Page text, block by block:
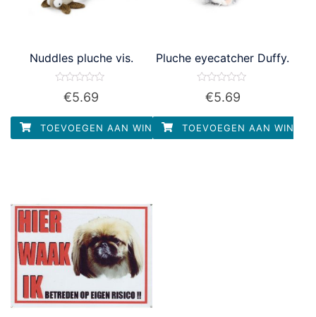
Nuddles pluche vis.
Waardering
5
€5.69
TOEVOEGEN AAN WINKELWAGEN
Pluche eyecatcher Duffy.
Waardering
5
€5.69
TOEVOEGEN AAN